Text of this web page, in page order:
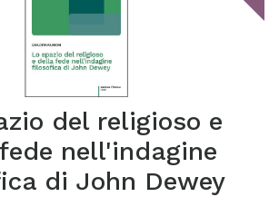
del religioso e
nell'indagine
di John Dewey